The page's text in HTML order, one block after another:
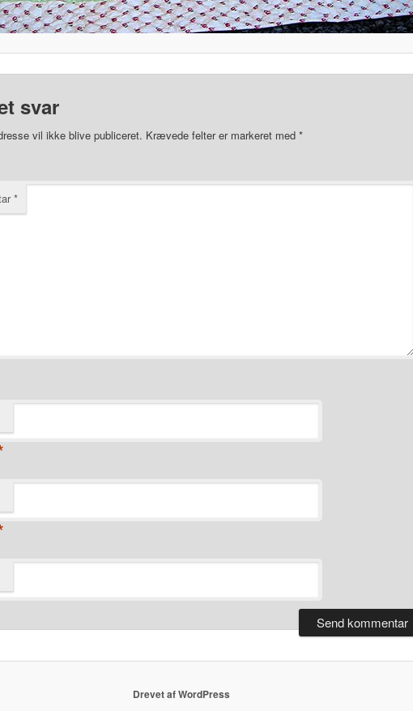
svar
vil ikke blive publiceret. Krævede felter er markeret med *
*
Drevet af WordPress